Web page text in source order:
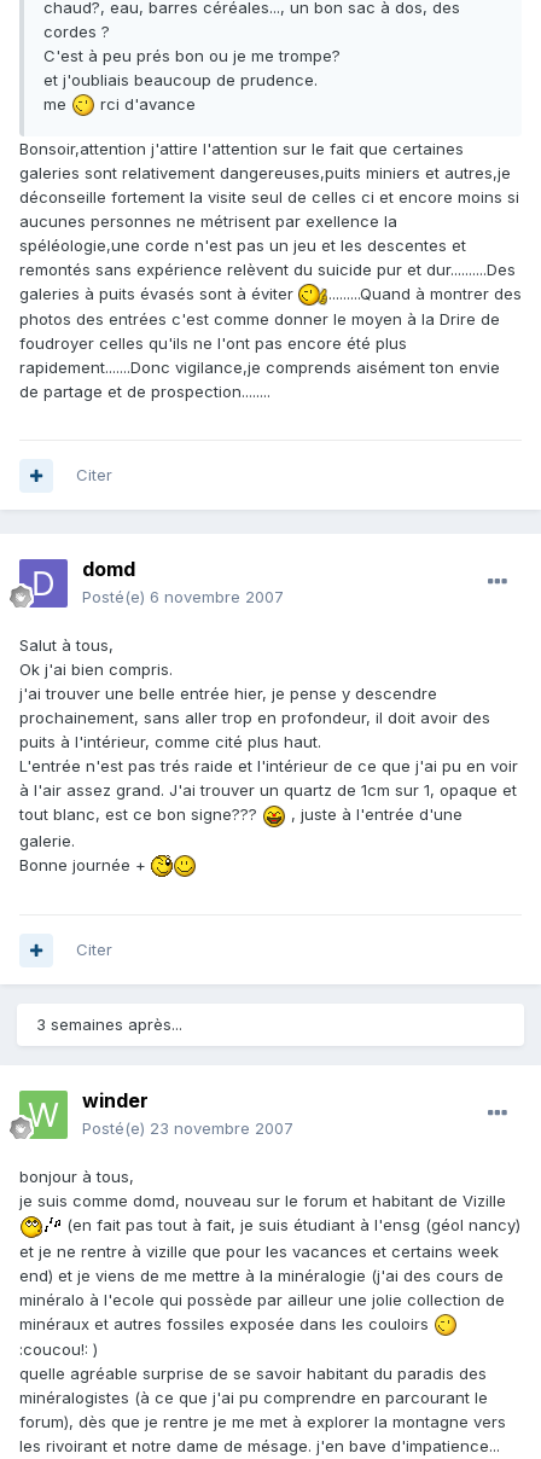
chaud?, eau, barres céréales..., un bon sac à dos, des
cordes ?
C'est à peu prés bon ou je me trompe?
et j'oubliais beaucoup de prudence.
me
rci d'avance
Bonsoir,attention j'attire l'attention sur le fait que certaines
galeries sont relativement dangereuses,puits miniers et autres,je
déconseille fortement la visite seul de celles ci et encore moins si
aucunes personnes ne métrisent par exellence la
spéléologie,une corde n'est pas un jeu et les descentes et
remontés sans expérience relèvent du suicide pur et dur..........Des
galeries à puits évasés sont à éviter
.........Quand à montrer des
photos des entrées c'est comme donner le moyen à la Drire de
foudroyer celles qu'ils ne l'ont pas encore été plus
rapidement.......Donc vigilance,je comprends aisément ton envie
de partage et de prospection........
Citer
domd
Posté(e) 6 novembre 2007
Salut à tous,
Ok j'ai bien compris.
j'ai trouver une belle entrée hier, je pense y descendre
prochainement, sans aller trop en profondeur, il doit avoir des
puits à l'intérieur, comme cité plus haut.
L'entrée n'est pas trés raide et l'intérieur de ce que j'ai pu en voir
à l'air assez grand. J'ai trouver un quartz de 1cm sur 1, opaque et
tout blanc, est ce bon signe???
, juste à l'entrée d'une
galerie.
Bonne journée +
Citer
3 semaines après...
winder
Posté(e) 23 novembre 2007
bonjour à tous,
je suis comme domd, nouveau sur le forum et habitant de Vizille
(en fait pas tout à fait, je suis étudiant à l'ensg (géol nancy)
et je ne rentre à vizille que pour les vacances et certains week
end) et je viens de me mettre à la minéralogie (j'ai des cours de
minéralo à l'ecole qui possède par ailleur une jolie collection de
minéraux et autres fossiles exposée dans les couloirs
:coucou!: )
quelle agréable surprise de se savoir habitant du paradis des
minéralogistes (à ce que j'ai pu comprendre en parcourant le
forum), dès que je rentre je me met à explorer la montagne vers
les rivoirant et notre dame de mésage. j'en bave d'impatience...